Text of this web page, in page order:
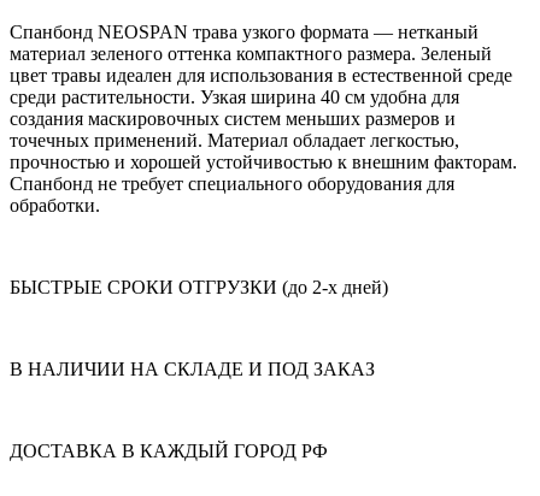
Спанбонд NEOSPAN трава узкого формата — нетканый
материал зеленого оттенка компактного размера. Зеленый
цвет травы идеален для использования в естественной среде
среди растительности. Узкая ширина 40 см удобна для
создания маскировочных систем меньших размеров и
точечных применений. Материал обладает легкостью,
прочностью и хорошей устойчивостью к внешним факторам.
Спанбонд не требует специального оборудования для
обработки.
БЫСТРЫЕ СРОКИ ОТГРУЗКИ (до 2-х дней)
В НАЛИЧИИ НА СКЛАДЕ И ПОД ЗАКАЗ
ДОСТАВКА В КАЖДЫЙ ГОРОД РФ